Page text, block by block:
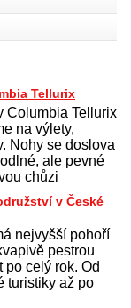
Tellurix
Columbia Tellurix
na výlety,
Nohy se doslova
ale pevné
chůzi
v České
nejvyšší pohoří
pestrou
celý rok. Od
turistiky až po